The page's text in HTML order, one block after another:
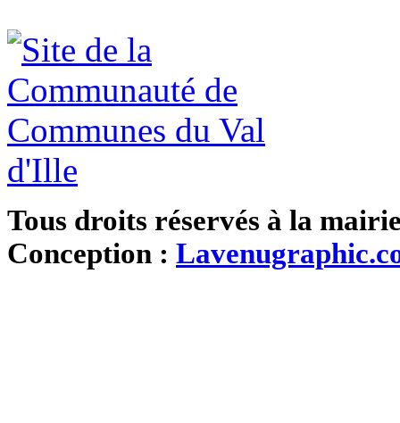
Tous droits réservés à la
Conception :